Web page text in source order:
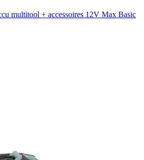
multitool + accessoires 12V Max Basic